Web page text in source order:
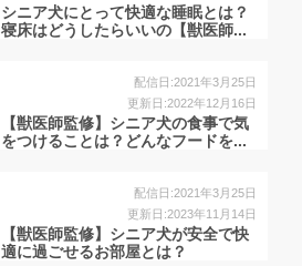
シニア犬にとって快適な睡眠とは？
寝床はどうしたらいいの【獣医師...
配信日:2021年3月25日
更新日:2022年12月16日
【獣医師監修】シニア犬の食事で気
をつけることは？どんなフードを...
配信日:2021年3月25日
更新日:2023年11月14日
【獣医師監修】シニア犬が安全で快
適に過ごせるお部屋とは？